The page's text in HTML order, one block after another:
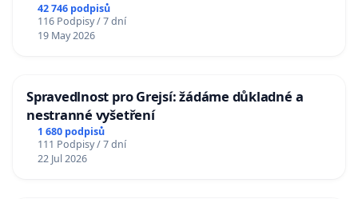
42 746 podpisů
116 Podpisy / 7 dní
19 May 2026
Spravedlnost pro Grejsí: žádáme důkladné a
nestranné vyšetření
1 680 podpisů
111 Podpisy / 7 dní
22 Jul 2026